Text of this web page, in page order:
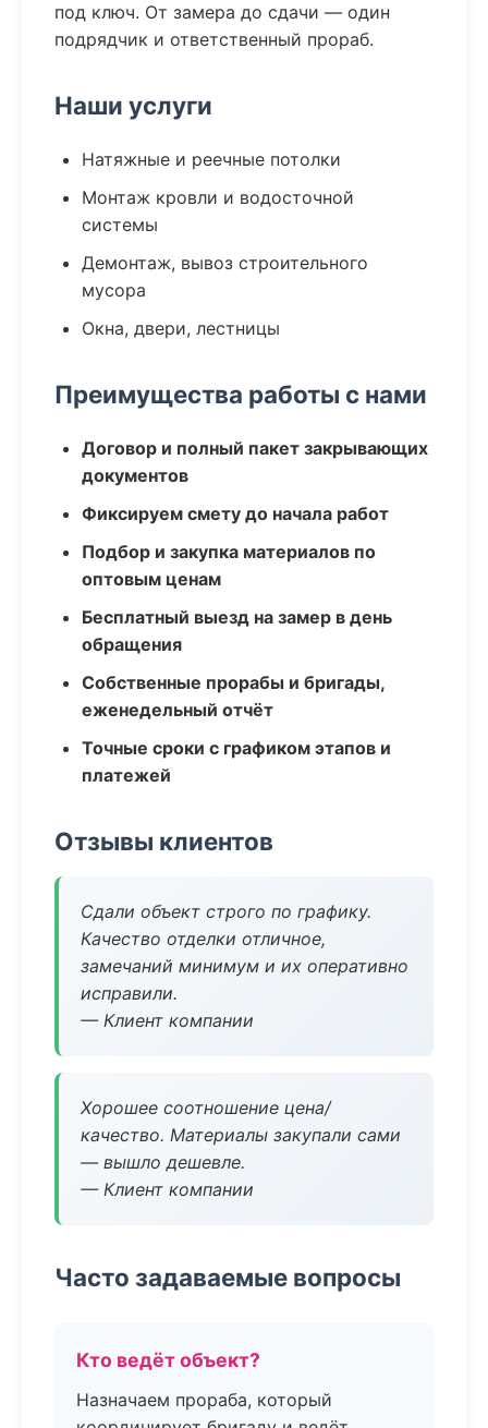
под ключ. От замера до сдачи — один
подрядчик и ответственный прораб.
Наши услуги
Натяжные и реечные потолки
Монтаж кровли и водосточной
системы
Демонтаж, вывоз строительного
мусора
Окна, двери, лестницы
Преимущества работы с нами
Договор и полный пакет закрывающих
документов
Фиксируем смету до начала работ
Подбор и закупка материалов по
оптовым ценам
Бесплатный выезд на замер в день
обращения
Собственные прорабы и бригады,
еженедельный отчёт
Точные сроки с графиком этапов и
платежей
Отзывы клиентов
Сдали объект строго по графику.
Качество отделки отличное,
замечаний минимум и их оперативно
исправили.
— Клиент компании
Хорошее соотношение цена/
качество. Материалы закупали сами
— вышло дешевле.
— Клиент компании
Часто задаваемые вопросы
Кто ведёт объект?
Назначаем прораба, который